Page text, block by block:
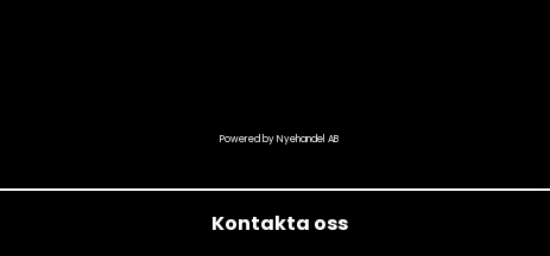
Powered by Nyehandel AB
Kontakta oss